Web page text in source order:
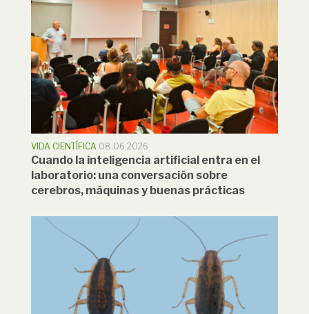
VIDA CIENTÍFICA 08.06.2026
Cuando la inteligencia artificial entra en el
laboratorio: una conversación sobre
cerebros, máquinas y buenas prácticas